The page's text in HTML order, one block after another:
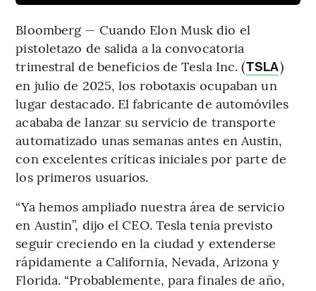
Bloomberg — Cuando Elon Musk dio el
pistoletazo de salida a la convocatoria
trimestral de beneficios de Tesla Inc. (TSLA)
en julio de 2025, los robotaxis ocupaban un
lugar destacado. El fabricante de automóviles
acababa de lanzar su servicio de transporte
automatizado unas semanas antes en Austin,
con excelentes críticas iniciales por parte de
los primeros usuarios.
“Ya hemos ampliado nuestra área de servicio
en Austin”, dijo el CEO. Tesla tenía previsto
seguir creciendo en la ciudad y extenderse
rápidamente a California, Nevada, Arizona y
Florida. “Probablemente, para finales de año,